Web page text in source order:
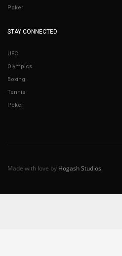
Poker
STAY CONNECTED
UFC
Olympics
Boxing
Tennis
Poker
Made with love by Hogash Studios.